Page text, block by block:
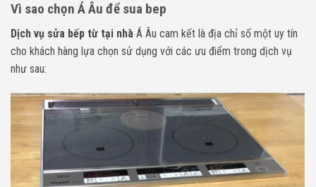
Vì sao chọn Á Âu để sua bep
Dịch vụ sửa bếp từ tại nhà Á Âu cam kết là địa chỉ số một uy tín
cho khách hàng lựa chọn sử dụng với các ưu điểm trong dịch vụ
như sau: